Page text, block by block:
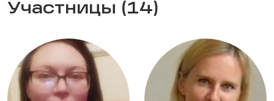
Участницы (14)